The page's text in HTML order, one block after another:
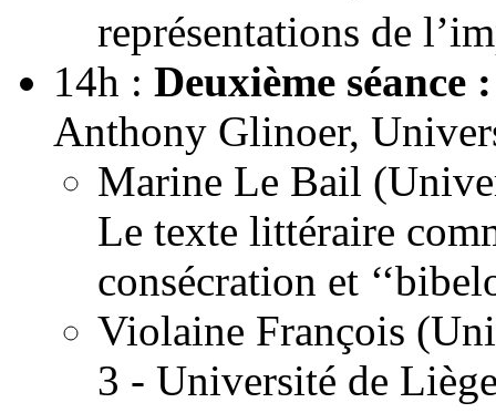
représentations de
14h : Deuxième séance
Anthony Glinoer,
Marine Le Bail
Le texte littéraire
consécration et
Violaine François
3 - Université de